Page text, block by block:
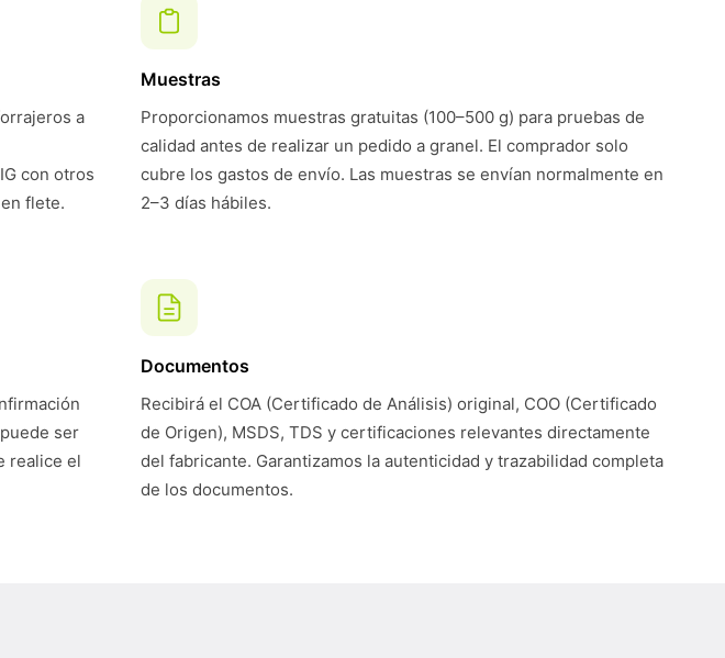
a
con otros
flete.
Muestras
Proporcionamos muestras gratuitas (100–500 g) para pruebas de
calidad antes de realizar un pedido a granel. El comprador solo
cubre los gastos de envío. Las muestras se envían normalmente en
2–3 días hábiles.
ser
realice el
Documentos
Recibirá el COA (Certificado de Análisis) original, COO (Certificado
de Origen), MSDS, TDS y certificaciones relevantes directamente
del fabricante. Garantizamos la autenticidad y trazabilidad completa
de los documentos.